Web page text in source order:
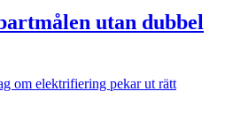
utan dubbel
om elektrifiering pekar ut rätt